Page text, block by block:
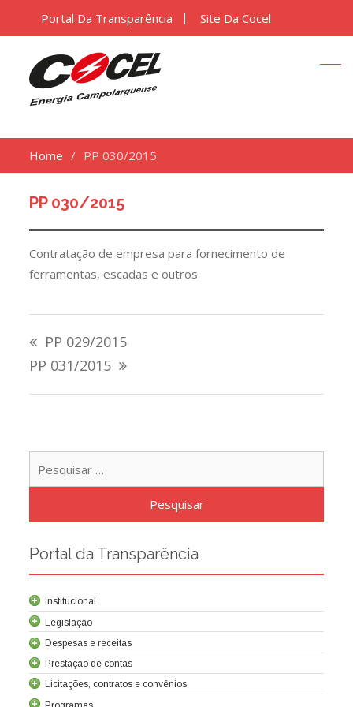
Portal Da Transparência Site Da Cocel
Home PP 030/2015
PP 030/2015
Contratação de empresa para fornecimento de
ferramentas, escadas e outros
PP 029/2015
PP 031/2015
Portal da Transparência
Institucional
Legislação
Despesas e receitas
Prestação de contas
Licitações, contratos e convênios